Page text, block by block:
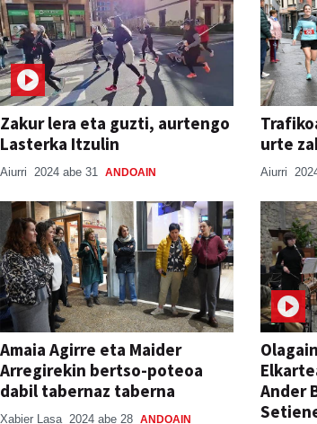
Zakur lera eta guzti, aurtengo
Lasterka Itzulin
Aiurri 2024 abe 31 ANDOAIN
urte
Aiurri
Amaia Agirre eta Maider
Arregirekin bertso-poteoa
dabil tabernaz taberna
Xabier Lasa 2024 abe 28 ANDOAIN
Ander